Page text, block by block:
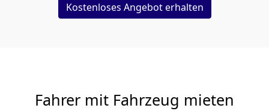
Kostenloses Angebot erhalten
Fahrer mit Fahrzeug mieten